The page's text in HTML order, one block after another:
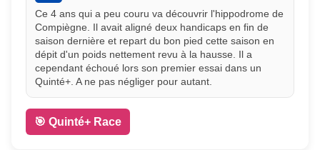
Ce 4 ans qui a peu couru va découvrir l'hippodrome de
Compiègne. Il avait aligné deux handicaps en fin de
saison dernière et repart du bon pied cette saison en
dépit d'un poids nettement revu à la hausse. Il a
cependant échoué lors son premier essai dans un
Quinté+. A ne pas négliger pour autant.
🎯 Quinté+ Race